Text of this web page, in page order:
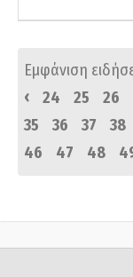
Εμφάνιση
‹
24 25 26
35
36 37 38
46
47 48